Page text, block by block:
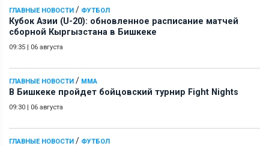
ГЛАВНЫЕ НОВОСТИ / ФУТБОЛ
Кубок Азии (U-20): обновленное расписание матчей
сборной Кыргызстана в Бишкеке
09:35 | 06 августа
ГЛАВНЫЕ НОВОСТИ / ММА
В Бишкеке пройдет бойцовский турнир Fight Nights
09:30 | 06 августа
ГЛАВНЫЕ НОВОСТИ / ФУТБОЛ